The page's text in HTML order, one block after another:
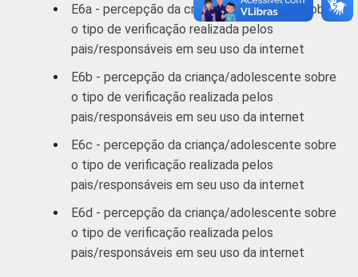
E6a - percepção da criança/adolescente sobre
o tipo de verificação realizada pelos
pais/responsáveis em seu uso da internet
E6b - percepção da criança/adolescente sobre
o tipo de verificação realizada pelos
pais/responsáveis em seu uso da internet
E6c - percepção da criança/adolescente sobre
o tipo de verificação realizada pelos
pais/responsáveis em seu uso da internet
E6d - percepção da criança/adolescente sobre
o tipo de verificação realizada pelos
pais/responsáveis em seu uso da internet